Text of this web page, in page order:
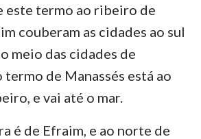
este termo ao ribeiro de
couberam as cidades ao sul
meio das cidades de
termo de Manassés está ao
e vai até o mar.
é de Efraim, e ao norte de